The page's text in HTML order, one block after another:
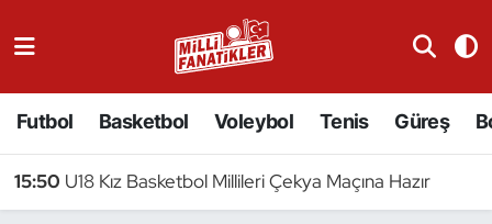
Futbol Basketbol Voleybol Tenis Güreş
15:50 U18 Kız Basketbol Millileri Çekya Maçına Hazır
Badminton